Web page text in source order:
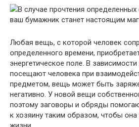
В случае прочтения определенных
ваш бумажник станет настоящим
Любая вещь, с которой человек
определенного времени,
энергетическое поле. В
посещают человека при
предметом, вещь может быть
негативно. У новой вещи
поэтому заговоры и обряды
к хозяину таким образом, чтобы она